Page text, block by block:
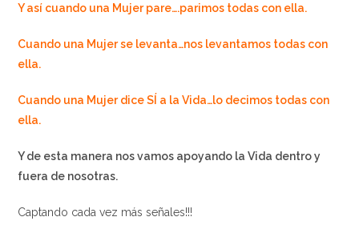
Y así cuando una Mujer pare….parimos todas con ella.
Cuando una Mujer se levanta…nos levantamos todas con
ella.
Cuando una Mujer dice SÍ a la Vida…lo decimos todas con
ella.
Y de esta manera nos vamos apoyando la Vida dentro y
fuera de nosotras.
Captando cada vez más señales!!!